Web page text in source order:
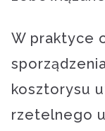
W praktyce
kosztorysu
rzetelnego